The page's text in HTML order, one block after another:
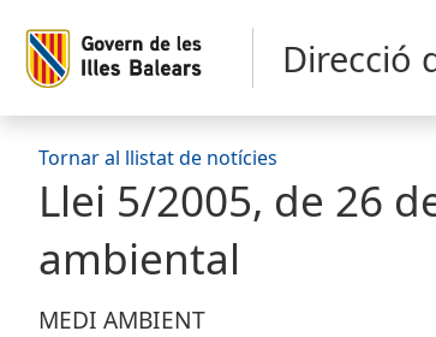
Direcció
Tornar al llistat de notícies
Llei 5/2005, de 26
ambiental
MEDI AMBIENT